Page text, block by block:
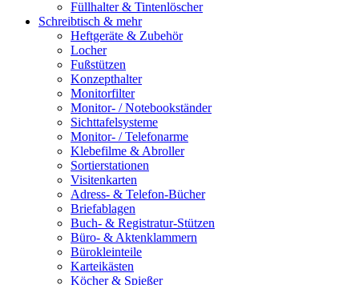
Füllhalter & Tintenlöscher
Schreibtisch & mehr
Heftgeräte & Zubehör
Locher
Fußstützen
Konzepthalter
Monitorfilter
Monitor- / Notebookständer
Sichttafelsysteme
Monitor- / Telefonarme
Klebefilme & Abroller
Sortierstationen
Visitenkarten
Adress- & Telefon-Bücher
Briefablagen
Buch- & Registratur-Stützen
Büro- & Aktenklammern
Bürokleinteile
Karteikästen
Köcher & Spießer